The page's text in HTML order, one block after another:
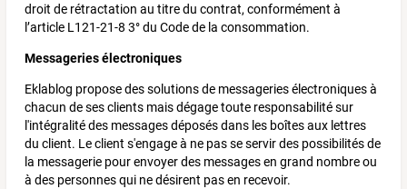
droit de rétractation au titre du contrat, conformément à
l’article L121-21-8 3° du Code de la consommation.
Messageries électroniques
Eklablog propose des solutions de messageries électroniques à
chacun de ses clients mais dégage toute responsabilité sur
l'intégralité des messages déposés dans les boîtes aux lettres
du client. Le client s'engage à ne pas se servir des possibilités de
la messagerie pour envoyer des messages en grand nombre ou
à des personnes qui ne désirent pas en recevoir.